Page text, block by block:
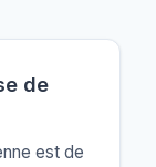
de
est de